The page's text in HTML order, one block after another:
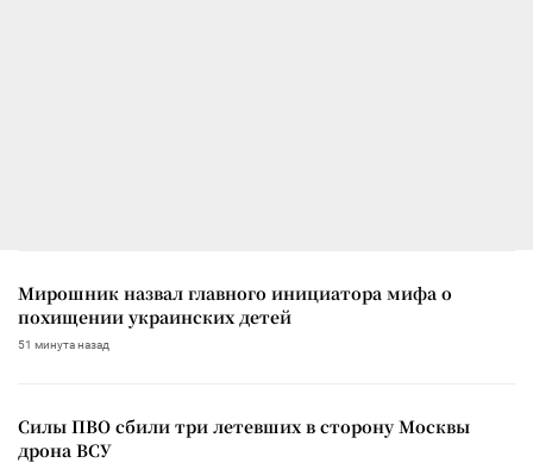
Мирошник назвал главного инициатора мифа о
похищении украинских детей
51 минута назад
Силы ПВО сбили три летевших в сторону Москвы
дрона ВСУ